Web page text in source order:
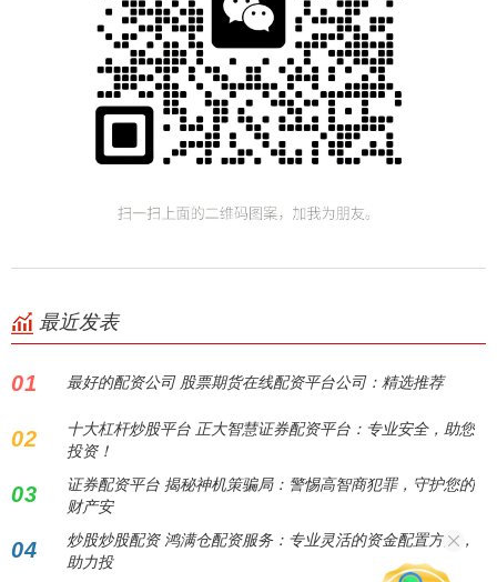
最近发表
01 最好的配资公司 股票期货在线配资平台公司：精选推荐
02
十大杠杆炒股平台 正大智慧证券配资平台：专业安全，助您
投资！
03
证券配资平台 揭秘神机策骗局：警惕高智商犯罪，守护您的
财产安
04
炒股炒股配资 鸿满仓配资服务：专业灵活的资金配置方案，
助力投